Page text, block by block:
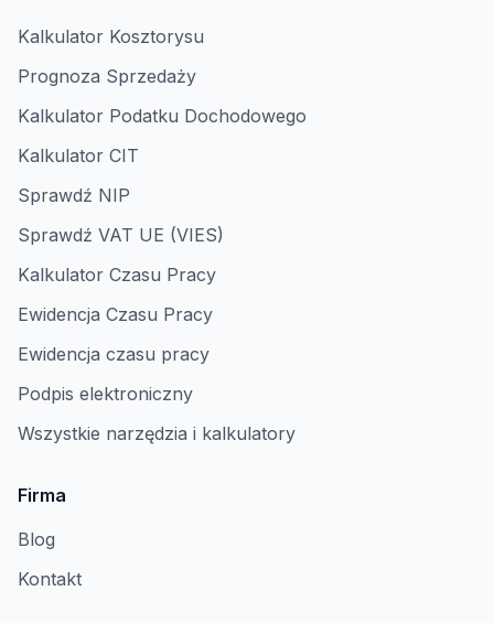
Kalkulator Kosztorysu
Prognoza Sprzedaży
Kalkulator Podatku Dochodowego
Kalkulator CIT
Sprawdź NIP
Sprawdź VAT UE (VIES)
Kalkulator Czasu Pracy
Ewidencja Czasu Pracy
Ewidencja czasu pracy
Podpis elektroniczny
Wszystkie narzędzia i kalkulatory
Firma
Blog
Kontakt